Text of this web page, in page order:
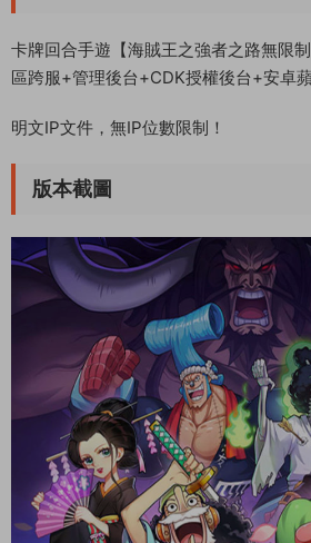
卡牌回合手遊【海賊王之強者之路無限
區跨服+管理後台+CDK授權後台+安卓
明文IP文件，無IP位數限制！
版本截圖